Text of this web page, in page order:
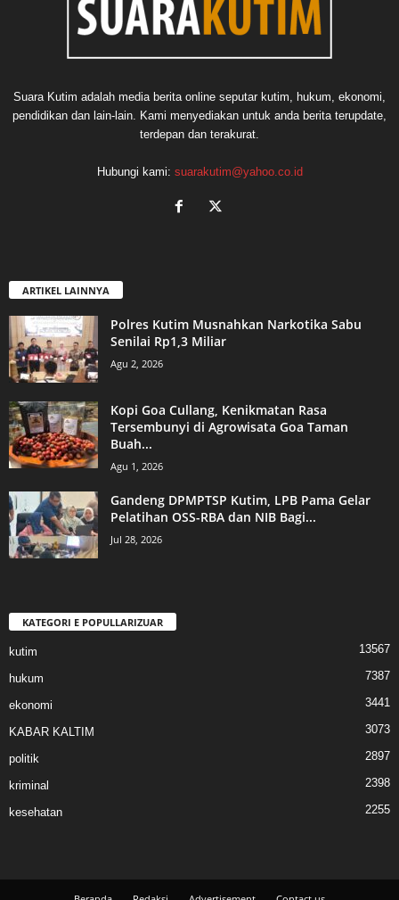
Suara Kutim adalah media berita online seputar kutim, hukum, ekonomi,
pendidikan dan lain-lain. Kami menyediakan untuk anda berita terupdate,
terdepan dan terakurat.
Hubungi kami: suarakutim@yahoo.co.id
ARTIKEL LAINNYA
Polres Kutim Musnahkan Narkotika Sabu
Senilai Rp1,3 Miliar
Agu 2, 2026
Kopi Goa Cullang, Kenikmatan Rasa
Tersembunyi di Agrowisata Goa Taman
Buah...
Agu 1, 2026
Gandeng DPMPTSP Kutim, LPB Pama Gelar
Pelatihan OSS-RBA dan NIB Bagi...
Jul 28, 2026
KATEGORI E POPULLARIZUAR
kutim 13567
hukum 7387
ekonomi 3441
KABAR KALTIM 3073
politik 2897
kriminal 2398
kesehatan 2255